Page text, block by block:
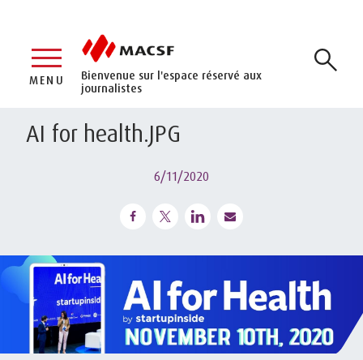
Bienvenue sur l'espace réservé aux
journalistes
MENU
AI for health.JPG
6/11/2020